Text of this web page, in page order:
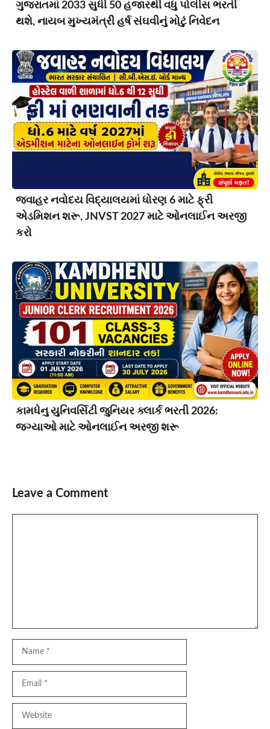
ગુજરાતમાં 2033 સુધી 50 હજારથી વધુ પોલીસ ભરતી
થશે, નાયબ મુખ્યમંત્રી હર્ષ સંઘવીનું મોટું નિવેદન
જવાહર નવોદય વિદ્યાલયમાં ધોરણ 6 માટે ફ્રી
એડમિશન શરૂ, JNVST 2027 માટે ઓનલાઈન અરજી
કરો
કામધેનુ યુનિવર્સિટી જુનિયર ક્લાર્ક ભરતી 2026:
જગ્યાઓ માટે ઓનલાઈન અરજી શરૂ
Leave a Comment